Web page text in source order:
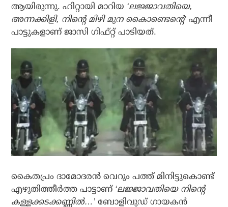
ആയിരുന്നു. ഹിറ്റായി മാറിയ ‘ലജ്ജാവതിയെ,
അന്നക്കിളി, നിന്റെ മിഴി മുന കൈാണ്ടെന്റെ’ എന്നീ
പാട്ടുകളാണ് ജാസി ഗിഫ്റ്റ് പാടിയത്.
കൈതപ്രം ദാമോദരൻ വെറും പത്ത് മിനിട്ടുകൊണ്ട്
എഴുതിത്തീർത്ത പാട്ടാണ് ‘ലജ്ജാവതിയെ നിന്റെ
കള്ളക്കടക്കണ്ണിൽ…’ബോളിവുഡ് ഗായകൻ